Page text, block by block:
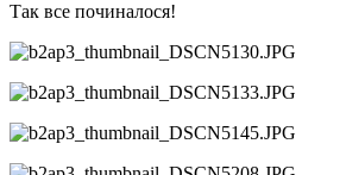
Так все починалося!